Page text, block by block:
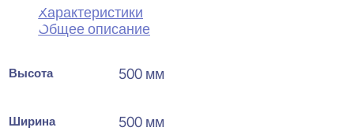
Характеристики
Общее описание
Высота 500 мм
Ширина 500 мм